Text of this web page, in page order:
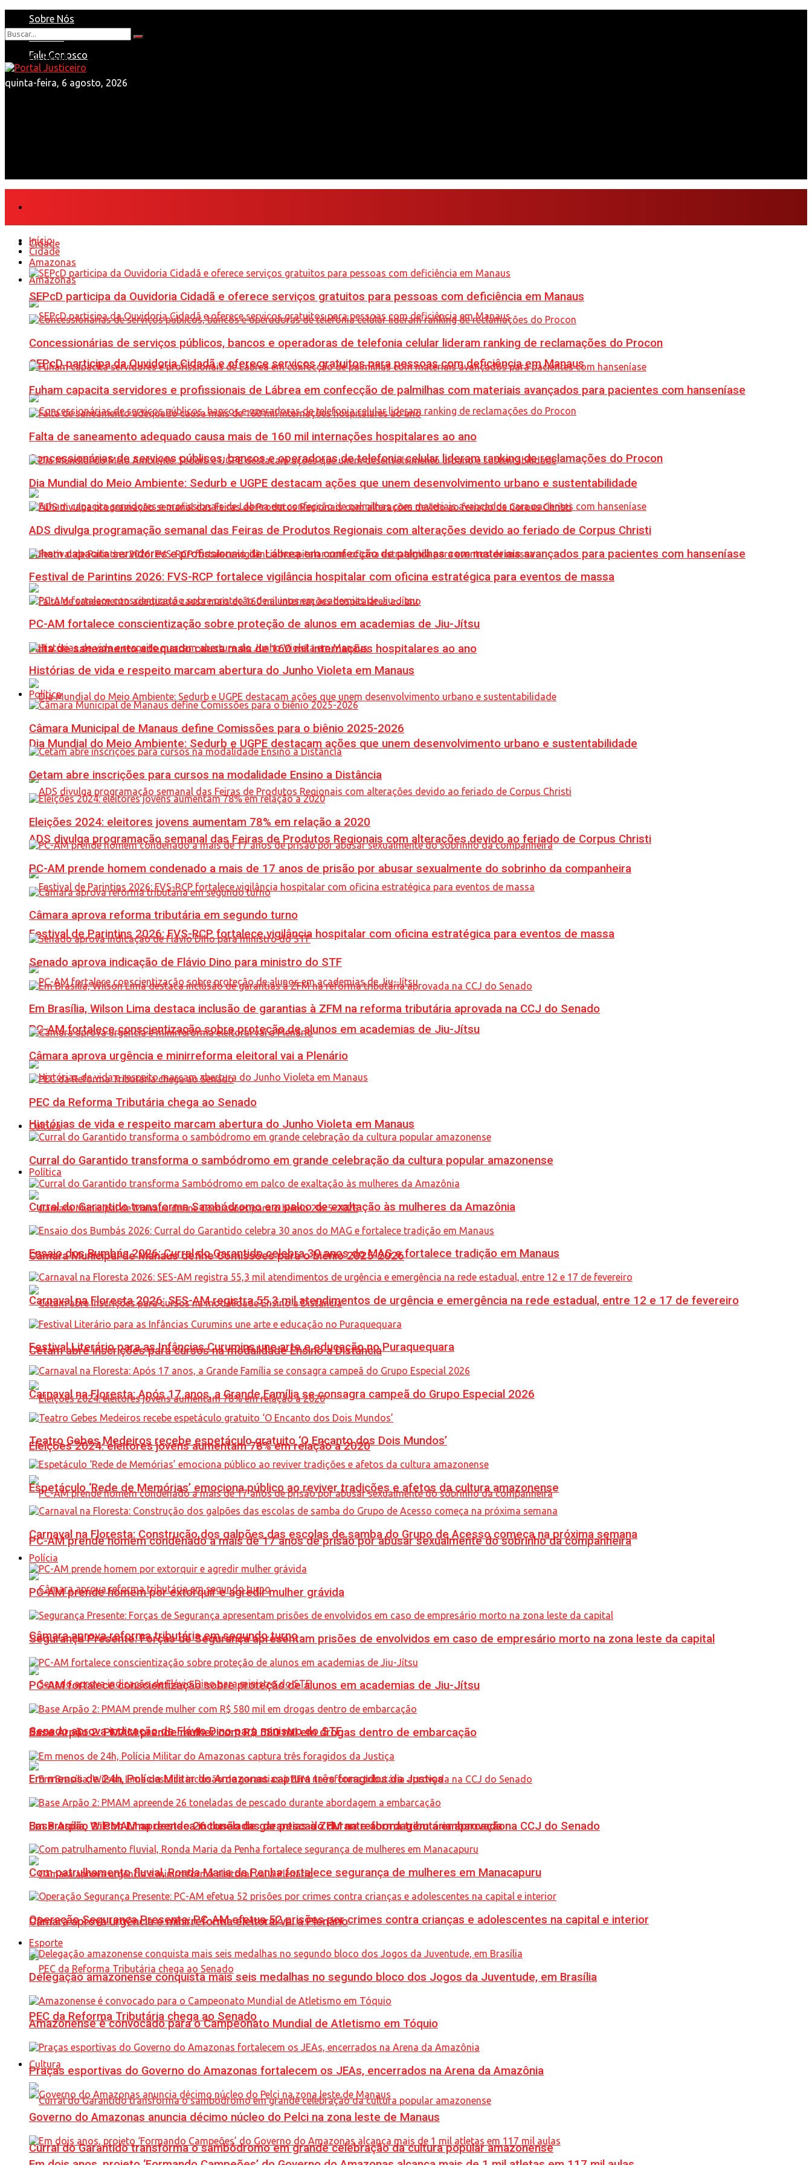
Sobre Nós
Anuncie
Fale Conosco
quinta-feira, 6 agosto, 2026
View All Result
Cidade
Amazonas
SEPcD participa da Ouvidoria Cidadã e oferece serviços gratuitos para pessoas com deficiência em Manaus
Concessionárias de serviços públicos, bancos e operadoras de telefonia celular lideram ranking de reclamações do Procon
Fuham capacita servidores e profissionais de Lábrea em confecção de palmilhas com materiais avançados para pacientes com hanseníase
Falta de saneamento adequado causa mais de 160 mil internações hospitalares ao ano
Dia Mundial do Meio Ambiente: Sedurb e UGPE destacam ações que unem desenvolvimento urbano e sustentabilidade
ADS divulga programação semanal das Feiras de Produtos Regionais com alterações devido ao feriado de Corpus Christi
Festival de Parintins 2026: FVS-RCP fortalece vigilância hospitalar com oficina estratégica para eventos de massa
PC-AM fortalece conscientização sobre proteção de alunos em academias de Jiu-Jítsu
Histórias de vida e respeito marcam abertura do Junho Violeta em Manaus
Política
Câmara Municipal de Manaus define Comissões para o biênio 2025-2026
Cetam abre inscrições para cursos na modalidade Ensino a Distância
Eleições 2024: eleitores jovens aumentam 78% em relação a 2020
PC-AM prende homem condenado a mais de 17 anos de prisão por abusar sexualmente do sobrinho da companheira
Câmara aprova reforma tributária em segundo turno
Senado aprova indicação de Flávio Dino para ministro do STF
Em Brasília, Wilson Lima destaca inclusão de garantias à ZFM na reforma tributária aprovada na CCJ do Senado
Câmara aprova urgência e minirreforma eleitoral vai a Plenário
PEC da Reforma Tributária chega ao Senado
Cultura
Curral do Garantido transforma o sambódromo em grande celebração da cultura popular amazonense
Início
Cidade
Amazonas
SEPcD participa da Ouvidoria Cidadã e oferece serviços gratuitos para pessoas com deficiência em Manaus
Concessionárias de serviços públicos, bancos e operadoras de telefonia celular lideram ranking de reclamações do Procon
Fuham capacita servidores e profissionais de Lábrea em confecção de palmilhas com materiais avançados para pacientes com hanseníase
Falta de saneamento adequado causa mais de 160 mil internações hospitalares ao ano
Dia Mundial do Meio Ambiente: Sedurb e UGPE destacam ações que unem desenvolvimento urbano e sustentabilidade
ADS divulga programação semanal das Feiras de Produtos Regionais com alterações devido ao feriado de Corpus Christi
Festival de Parintins 2026: FVS-RCP fortalece vigilância hospitalar com oficina estratégica para eventos de massa
PC-AM fortalece conscientização sobre proteção de alunos em academias de Jiu-Jítsu
Histórias de vida e respeito marcam abertura do Junho Violeta em Manaus
Política
Câmara Municipal de Manaus define Comissões para o biênio 2025-2026
Cetam abre inscrições para cursos na modalidade Ensino a Distância
Eleições 2024: eleitores jovens aumentam 78% em relação a 2020
PC-AM prende homem condenado a mais de 17 anos de prisão por abusar sexualmente do sobrinho da companheira
Câmara aprova reforma tributária em segundo turno
Senado aprova indicação de Flávio Dino para ministro do STF
Em Brasília, Wilson Lima destaca inclusão de garantias à ZFM na reforma tributária aprovada na CCJ do Senado
Câmara aprova urgência e minirreforma eleitoral vai a Plenário
PEC da Reforma Tributária chega ao Senado
Cultura
Curral do Garantido transforma o sambódromo em grande celebração da cultura popular amazonense
Curral do Garantido transforma Sambódromo em palco de exaltação às mulheres da Amazônia
Ensaio dos Bumbás 2026: Curral do Garantido celebra 30 anos do MAG e fortalece tradição em Manaus
Carnaval na Floresta 2026: SES-AM registra 55,3 mil atendimentos de urgência e emergência na rede estadual, entre 12 e 17 de fevereiro
Festival Literário para as Infâncias Curumins une arte e educação no Puraquequara
Carnaval na Floresta: Após 17 anos, a Grande Família se consagra campeã do Grupo Especial 2026
Teatro Gebes Medeiros recebe espetáculo gratuito ‘O Encanto dos Dois Mundos’
Espetáculo ‘Rede de Memórias’ emociona público ao reviver tradições e afetos da cultura amazonense
Carnaval na Floresta: Construção dos galpões das escolas de samba do Grupo de Acesso começa na próxima semana
Polícia
PC-AM prende homem por extorquir e agredir mulher grávida
Segurança Presente: Forças de Segurança apresentam prisões de envolvidos em caso de empresário morto na zona leste da capital
PC-AM fortalece conscientização sobre proteção de alunos em academias de Jiu-Jítsu
Base Arpão 2: PMAM prende mulher com R$ 580 mil em drogas dentro de embarcação
Em menos de 24h, Polícia Militar do Amazonas captura três foragidos da Justiça
Base Arpão 2: PMAM apreende 26 toneladas de pescado durante abordagem a embarcação
Com patrulhamento fluvial, Ronda Maria da Penha fortalece segurança de mulheres em Manacapuru
Operação Segurança Presente: PC-AM efetua 52 prisões por crimes contra crianças e adolescentes na capital e interior
Esporte
Delegação amazonense conquista mais seis medalhas no segundo bloco dos Jogos da Juventude, em Brasília
Amazonense é convocado para o Campeonato Mundial de Atletismo em Tóquio
Praças esportivas do Governo do Amazonas fortalecem os JEAs, encerrados na Arena da Amazônia
Governo do Amazonas anuncia décimo núcleo do Pelci na zona leste de Manaus